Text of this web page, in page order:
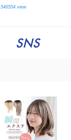
546554 view
SNS